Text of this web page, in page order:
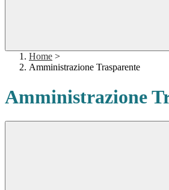
Home >
Amministrazione Trasparente
Amministrazione